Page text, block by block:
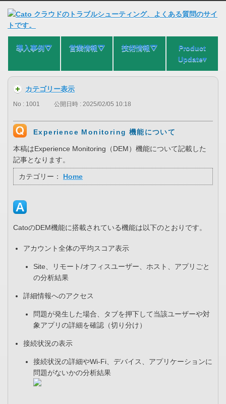
導入事例⛛ 営業情報⛛ 技術情報⛛
Product
Update▾
カテゴリー表示
No : 1001 公開日時 : 2025/02/05 10:18
Experience Monitoring 機能について
本稿はExperience Monitoring（DEM）機能について記載した
記事となります。
カテゴリー： Home
CatoのDEM機能に搭載されている機能は以下のとおりです。
アカウント全体の平均スコア表示
Site、リモート/オフィスユーザー、ホスト、アプリごと
の分析結果
詳細情報へのアクセス
問題が発生した場合、タブを押下して当該ユーザーや対
象アプリの詳細を確認（切り分け）
接続状況の表示
接続状況の詳細やWi-Fi、デバイス、アプリケーションに
問題がないかの分析結果